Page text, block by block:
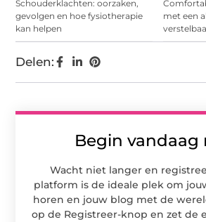
Schouderklachten: oorzaken,
gevolgen en hoe fysiotherapie
kan helpen
met een
Begin vandaag
Wacht niet langer en
platform is de ideale plek om
horen en jouw blog met de
op de Registreer-knop en zet de
Delen: